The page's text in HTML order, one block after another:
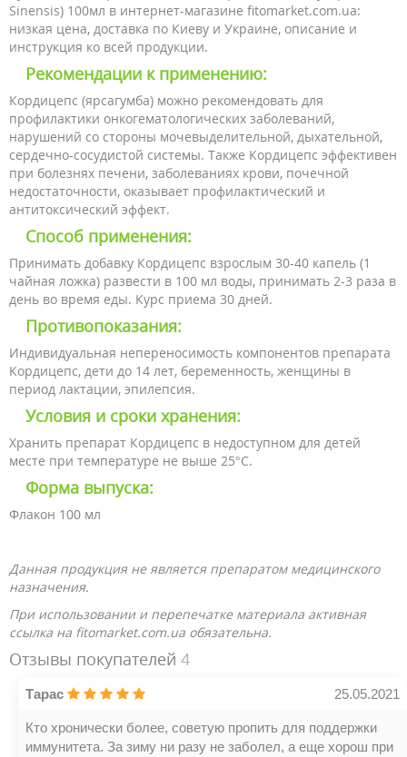
Sinensis) 100мл в интернет-магазине fitomarket.com.ua:
низкая цена, доставка по Киеву и Украине, описание и
инструкция ко всей продукции.
Рекомендации к применению:
Кордицепс (ярсагумба) можно рекомендовать для
профилактики онкогематологических заболеваний,
нарушений со стороны мочевыделительной, дыхательной,
сердечно-сосудистой системы. Также Кордицепс эффективен
при болезнях печени, заболеваниях крови, почечной
недостаточности, оказывает профилактический и
антитоксический эффект.
Способ применения:
Принимать добавку Кордицепс взрослым 30-40 капель (1
чайная ложка) развести в 100 мл воды, принимать 2-3 раза в
день во время еды. Курс приема 30 дней.
Противопоказания:
Индивидуальная непереносимость компонентов препарата
Кордицепс, дети до 14 лет, беременность, женщины в
период лактации, эпилепсия.
Условия и сроки хранения:
Хранить препарат Кордицепс в недоступном для детей
месте при температуре не выше 25°С.
Форма выпуска:
Флакон 100 мл
Данная продукция не является препаратом медицинского
назначения.
При использовании и перепечатке материала активная
ссылка на fitomarket.com.ua обязательна.
Отзывы покупателей 4
Тарас 25.05.2021
Кто хронически более, советую пропить для поддержки
иммунитета. За зиму ни разу не заболел, а еще хорош при